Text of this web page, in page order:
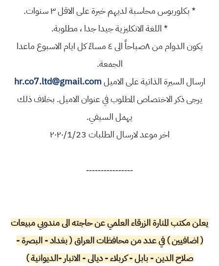
* بكلوربوس محاسبة لديهم خبرة على الاقل ٣ سنوات.
* اللغة الانكليزية جيدا جدا ، مطلوبة.
يكون الدوام من ٨صباحاً الى ٤ مساءً كل ايام الاسبوع ماعدا
الجمعة.
ارسال السيرة الذاتية على الاميلhr.co7.ltd@gmail.com
يرجى ذكر الاختصاص المطلوب في عنوان الاميل. بخلاف ذلك
يهمل السيفي.
اخر موعد لارسال الطلبات ٢٠٢٠/1/23
----------------
يعلن مكتب المنارة الزرقاء العلمي عن حاجته الى مندوبي مبيعات
( اضافيين ) في عدد من محافظات العراق ( بغداد - البصرة -
صلاح الدين - بابل - كربلاء - ديالى - الانبار -الديوانية )